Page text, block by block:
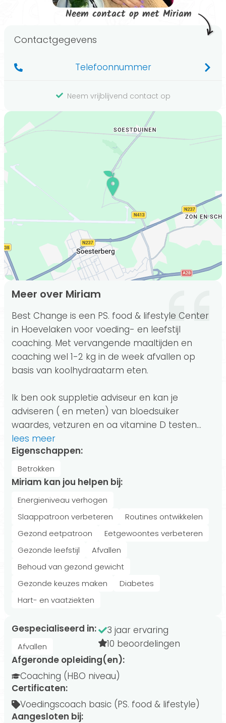
Neem contact op met Miriam
Contactgegevens
Telefoonnummer
Neem vrijblijvend contact op
Meer over Miriam
Best Change is een PS. food & lifestyle Center
in Hoevelaken voor voeding- en leefstijl
coaching. Met vervangende maaltijden en
coaching wel 1-2 kg in de week afvallen op
basis van koolhydraatarm eten.
Ik ben ook suppletie adviseur en kan je
adviseren ( en meten) van bloedsuiker
waardes, vetzuren en oa vitamine D testen...
lees meer
Eigenschappen:
Betrokken
Miriam kan jou helpen bij:
Energieniveau verhogen
Slaappatroon verbeteren
Routines ontwikkelen
Gezond eetpatroon
Eetgewoontes verbeteren
Gezonde leefstijl
Afvallen
Behoud van gezond gewicht
Gezonde keuzes maken
Diabetes
Hart- en vaatziekten
Gespecialiseerd in:
Afvallen
3 jaar ervaring
10 beoordelingen
Afgeronde opleiding(en):
Coaching (HBO niveau)
Certificaten:
Voedingscoach basic (PS. food & lifestyle)
Aangesloten bij: